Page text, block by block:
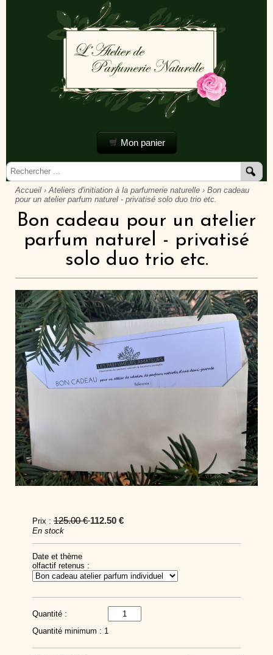
Mon panier
Accueil › Ateliers d'initiation à la parfumerie naturelle › Bon cadeau
pour un atelier parfum naturel - privatisé solo duo trio etc.
Bon cadeau pour un atelier
parfum naturel - privatisé
solo duo trio etc.
Prix :125.00 €112.50 €
En stock
Date et thème
olfactif retenus :
Quantité :
Quantité minimum : 1